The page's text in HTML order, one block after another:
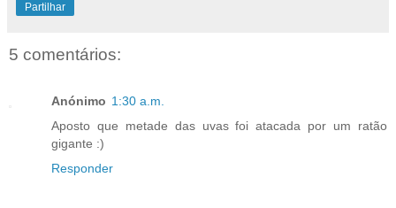
Partilhar
5 comentários:
Anónimo 1:30 a.m.
Aposto que metade das uvas foi atacada por um ratão
gigante :)
Responder